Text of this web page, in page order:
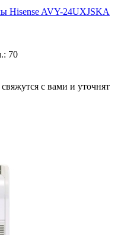
Hisense AVY-24UXJSKA
70
с вами и уточнят